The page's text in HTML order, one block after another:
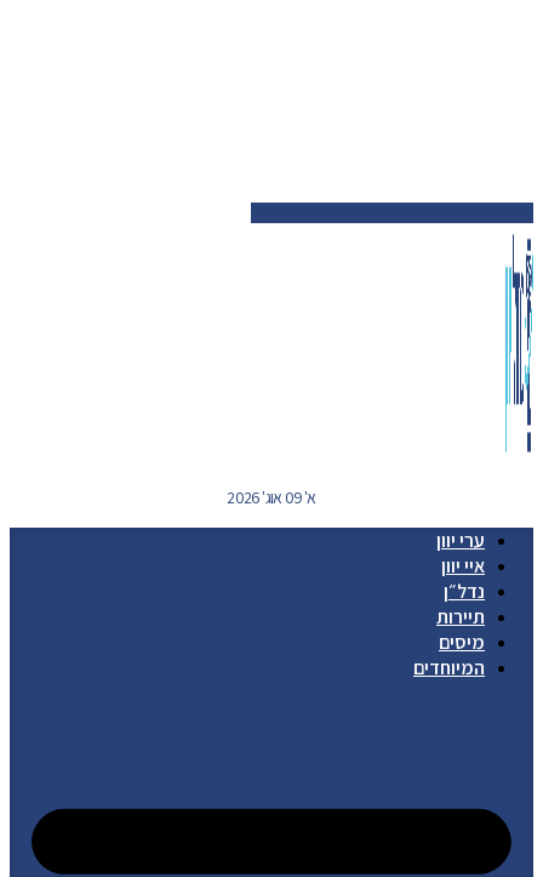
א' 09 אוג' 2026
ערי יוון
איי יוון
נדל״ן
תיירות
מיסים
המיוחדים